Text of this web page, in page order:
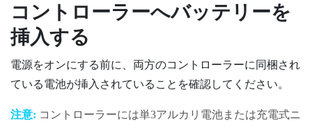
コントローラーへバッテリーを
挿入する
電源をオンにする前に、両方のコントローラーに同梱され
ている電池が挿入されていることを確認してください。
注意: コントローラーには単3アルカリ電池または充電式ニ